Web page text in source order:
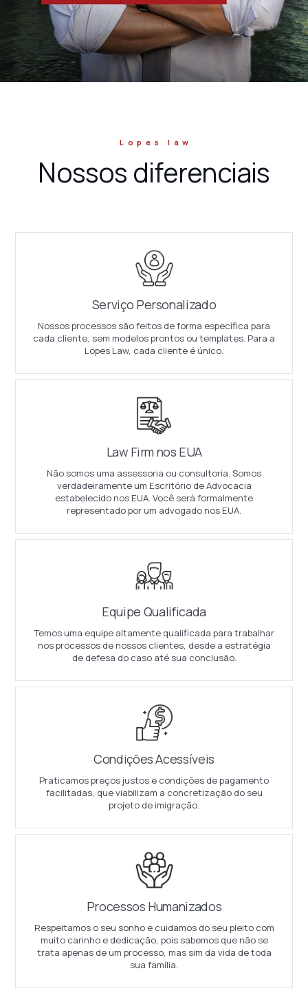
Lopes law
Nossos diferenciais
Serviço Personalizado
Nossos processos são feitos de forma específica para
cada cliente, sem modelos prontos ou templates. Para a
Lopes Law, cada cliente é único.
Law Firm nos EUA
Não somos uma assessoria ou consultoria. Somos
verdadeiramente um Escritório de Advocacia
estabelecido nos EUA. Você será formalmente
representado por um advogado nos EUA.
Equipe Qualificada
Temos uma equipe altamente qualificada para trabalhar
nos processos de nossos clientes, desde a estratégia
de defesa do caso até sua conclusão.
Condições Acessíveis
Praticamos preços justos e condições de pagamento
facilitadas, que viabilizam a concretização do seu
projeto de imigração.
Processos Humanizados
Respeitamos o seu sonho e cuidamos do seu pleito com
muito carinho e dedicação, pois sabemos que não se
trata apenas de um processo, mas sim da vida de toda
sua família.